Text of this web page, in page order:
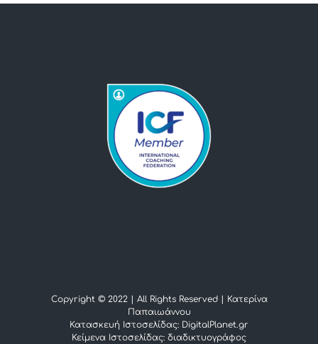
Copyright © 2022 | All Rights Reserved |
Κατερίνα
Παπαιωάννου
Κατασκευή Ιστοσελίδας: DigitalPlanet.gr
Κείμενα Ιστοσελίδας: διαδικτυογράφος